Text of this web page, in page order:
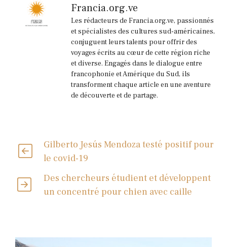
Francia.org.ve
Les rédacteurs de Francia.org.ve, passionnés
et spécialistes des cultures sud-américaines,
conjuguent leurs talents pour offrir des
voyages écrits au cœur de cette région riche
et diverse. Engagés dans le dialogue entre
francophonie et Amérique du Sud, ils
transforment chaque article en une aventure
de découverte et de partage.
Gilberto Jesús Mendoza testé positif pour
le covid-19
Des chercheurs étudient et développent
un concentré pour chien avec caille